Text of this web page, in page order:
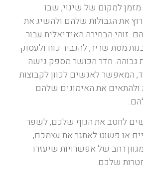
למקום של שינוי, שבו
את הגבולות שלהם ולהשיג את
זוהי הבחירה האידיאלית עבור
מסת שריר, להגביר כוח ולעסוק
גבוהה. חדר הכושר מספק גישה
המאפשר לאנשים לכוון לקבוצות
ולהתאים את האימונים שלהם
לחטב את הגוף שלכם, לשפר
או פשוט לאתגר את עצמכם,
רחב של אפשרויות שיעזרו
שלכם.